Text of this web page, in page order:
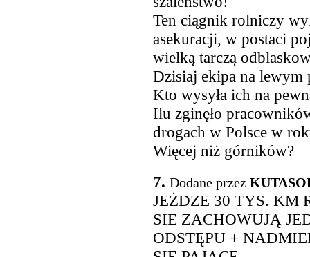
Ten ciągnik rolniczy
asekuracji, w postaci
wielką tarczą
Dzisiaj ekipa na lewym
Kto wysyła ich na
Ilu zginęło
drogach w Polsce w
Więcej niż górników?
7. Dodane przez
JEŻDZE 30 TYS. KM
SIE ZACHOWUJĄ
ODSTĘPU +